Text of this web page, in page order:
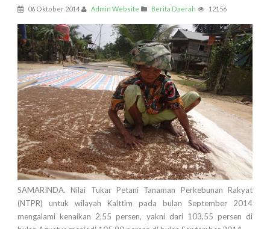
06 Oktober 2014 Admin Website Berita Daerah 12156
SAMARINDA. Nilai Tukar Petani Tanaman Perkebunan Rakyat
(NTPR) untuk wilayah Kalttim pada bulan September 2014
mengalami kenaikan 2,55 persen, yakni dari 103,55 persen di